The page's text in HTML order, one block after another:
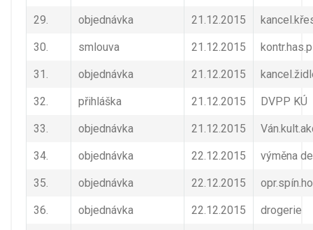
29. objednávka 21.12.2015
30. smlouva 21.12.2015
31. objednávka 21.12.2015
32. přihláška 21.12.2015 DVPP KÚ
33. objednávka 21.12.2015
34. objednávka 22.12.2015 výměna
35. objednávka 22.12.2015
36. objednávka 22.12.2015 drogerie